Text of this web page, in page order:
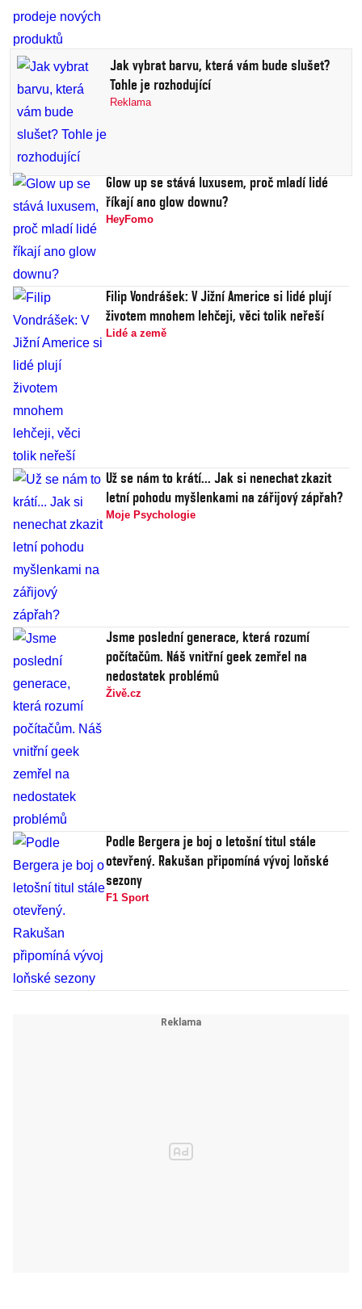
Jak vybrat barvu, která vám bude slušet?
Tohle je rozhodující
Reklama
Glow up se stává luxusem, proč mladí lidé
říkají ano glow downu?
HeyFomo
Filip Vondrášek: V Jižní Americe si lidé plují
životem mnohem lehčeji, věci tolik neřeší
Lidé a země
Už se nám to krátí... Jak si nenechat zkazit
letní pohodu myšlenkami na zářijový zápřah?
Moje Psychologie
Jsme poslední generace, která rozumí
počítačům. Náš vnitřní geek zemřel na
nedostatek problémů
Živě.cz
Podle Bergera je boj o letošní titul stále
otevřený. Rakušan připomíná vývoj loňské
sezony
F1 Sport